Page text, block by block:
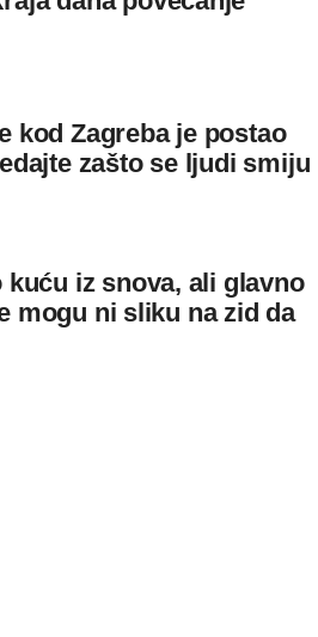
kod Zagreba je postao
zašto se ljudi smiju
kuću iz snova, ali glavno
mogu ni sliku na zid da